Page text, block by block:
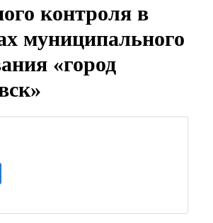
контроля в
муниципального
«город